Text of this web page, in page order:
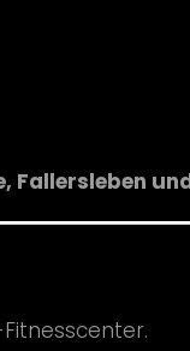
Fallersleben